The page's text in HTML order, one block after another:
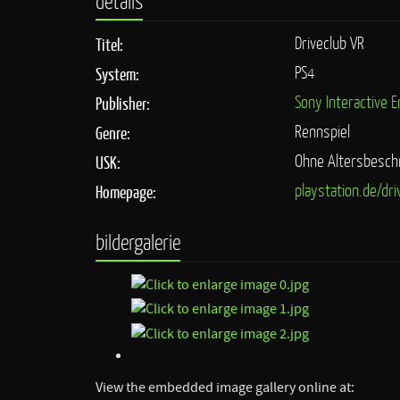
Titel:
Driveclub VR
System:
PS4
Publisher:
Sony Interactive
Genre:
Rennspiel
USK:
Ohne
Homepage:
playstation.de/
bildergalerie
View the embedded image gallery online at: